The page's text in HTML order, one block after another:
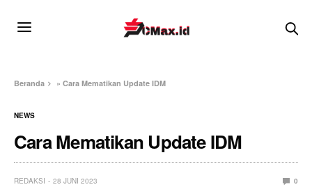
Beranda »Cara Mematikan Update IDM
NEWS
Cara Mematikan Update IDM
REDAKSI 28 JUNI 2023 0